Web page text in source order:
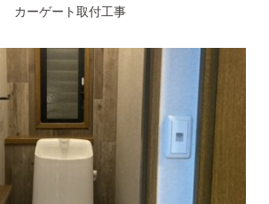
カーゲート取付工事